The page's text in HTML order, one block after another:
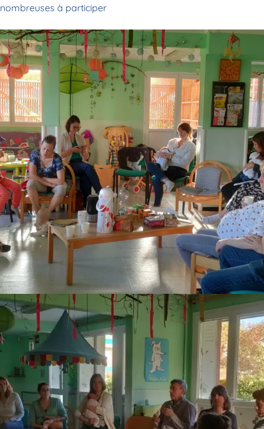
nombreuses à participer